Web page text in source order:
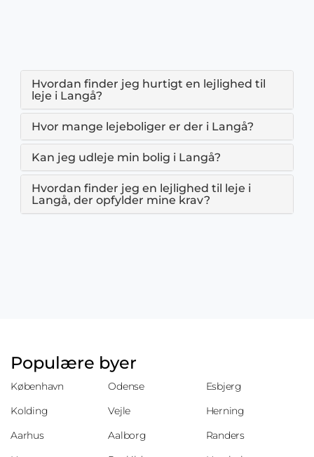
Hvordan finder jeg hurtigt en lejlighed til
leje i Langå?
Hvor mange lejeboliger er der i Langå?
Kan jeg udleje min bolig i Langå?
Hvordan finder jeg en lejlighed til leje i
Langå, der opfylder mine krav?
Populære byer
København Odense
Esbjerg
Kolding
Vejle
Herning
Aarhus
Aalborg
Randers